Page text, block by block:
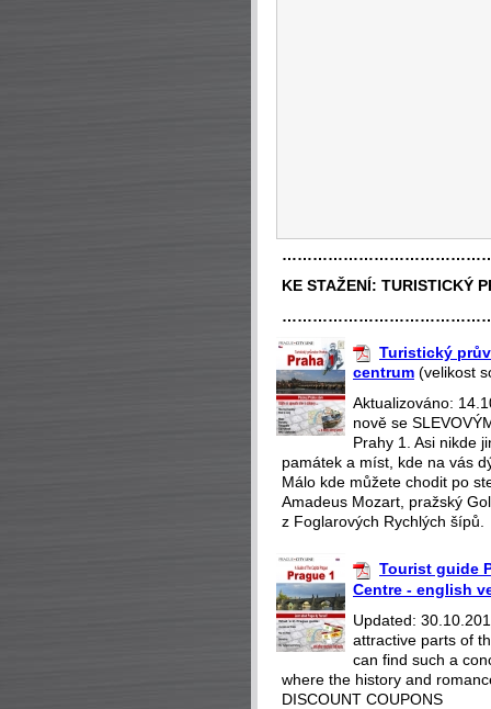
KE STAŽENÍ: TURISTICKÝ
Turistický
centrum (velikost
Aktualizováno:
nově se
Prahy 1. Asi nikde
památek a míst, kde na vás
Málo kde můžete chodit po
Amadeus Mozart, pražský
z Foglarových Rychlých šípů.
Tourist guide
Centre - english
Updated:
attractive parts of
can find such a
where the history and
DISCOUNT COUPONS